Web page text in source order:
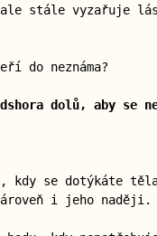
stále vyzařuje
do neznáma?
dolů, aby se
kdy se dotýkáte
i jeho naději.